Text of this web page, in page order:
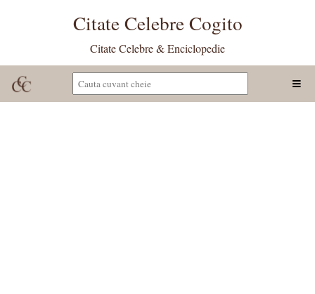
Citate Celebre Cogito
Citate Celebre & Enciclopedie